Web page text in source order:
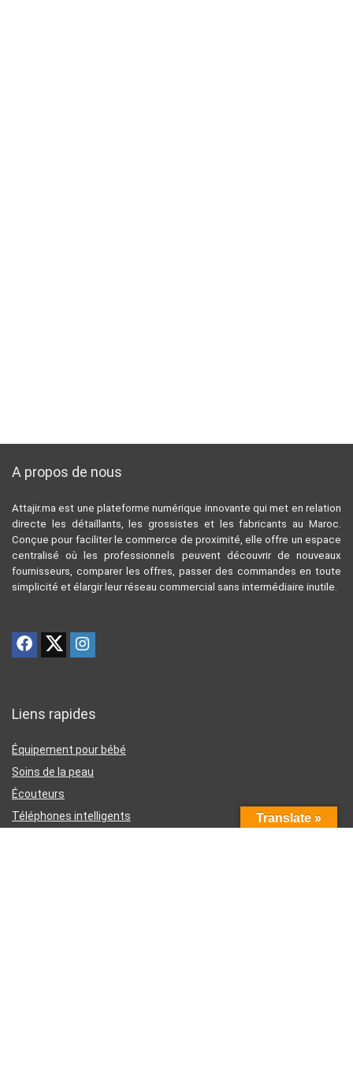
A propos de nous
Attajir.ma est une plateforme numérique innovante qui met en relation
directe les détaillants, les grossistes et les fabricants au Maroc.
Conçue pour faciliter le commerce de proximité, elle offre un espace
centralisé où les professionnels peuvent découvrir de nouveaux
fournisseurs, comparer les offres, passer des commandes en toute
simplicité et élargir leur réseau commercial sans intermédiaire inutile.
Liens rapides
Équipement pour bébé
Soins de la peau
Écouteurs
Téléphones intelligents
Translate »